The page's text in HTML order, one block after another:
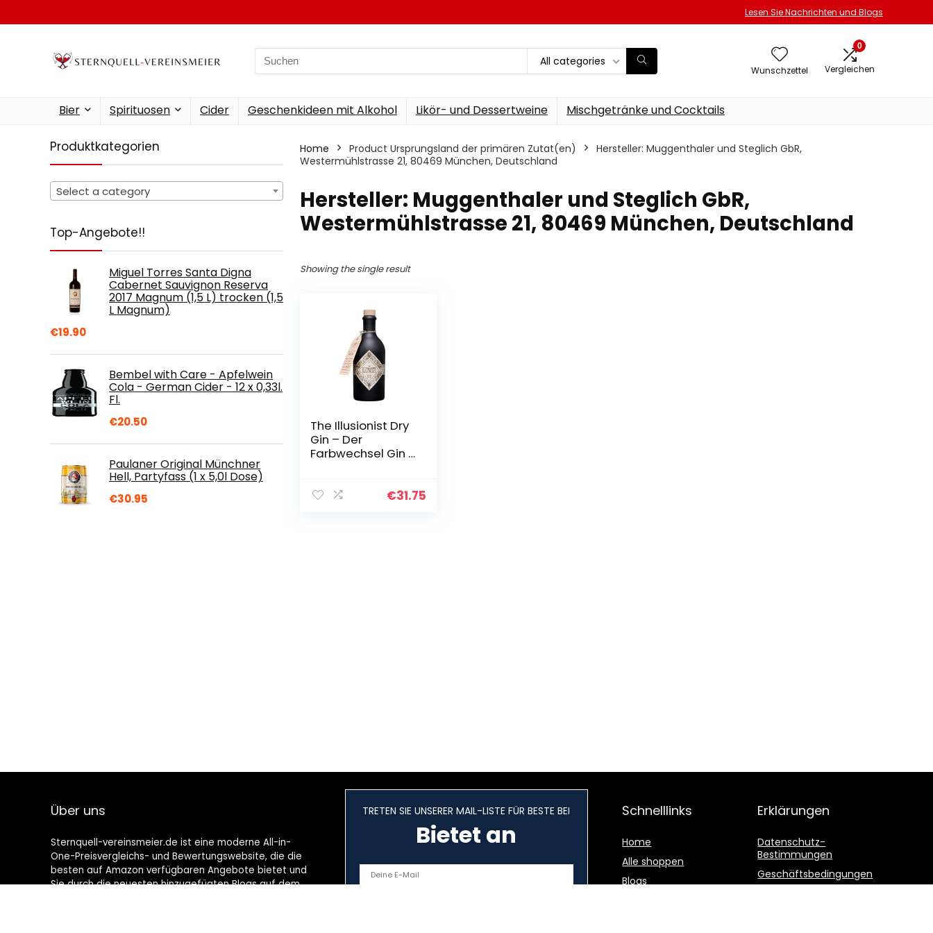
Lesen Sie Nachrichten und Blogs
Search
for:
All categories
Wunschzettel
0
Vergleichen
Bier Spirituosen Cider Geschenkideen mit Alkohol Likör- und Dessertweine Mischgetränke und Cocktails
Produktkategorien
Select a category
Top-Angebote!!
Miguel Torres Santa Digna
Cabernet Sauvignon Reserva
2017 Magnum (1,5 L) trocken (1,5
L Magnum)
€19.90
Bembel with Care - Apfelwein
Cola - German Cider - 12 x 0,33l.
Fl.
€20.50
Paulaner Original Münchner
Hell, Partyfass (1 x 5,0l Dose)
€30.95
Home Product Ursprungsland der primären Zutat(en)
‎Hersteller: Muggenthaler und Steglich GbR,
Westermühlstrasse 21, 80469 München, Deutschland
‎Hersteller: Muggenthaler und Steglich GbR,
Westermühlstrasse 21, 80469 München, Deutschland
Showing the single result
The Illusionist Dry
Gin – Der
Farbwechsel Gin –
€31.75
Über uns
Sternquell-vereinsmeier.de ist eine moderne All-in-
One-Preisvergleichs- und Bewertungswebsite, die die
besten auf Amazon verfügbaren Angebote bietet und
Sie durch die neuesten hinzugefügten Blogs auf dem
TRETEN SIE UNSERER MAIL-LISTE FÜR BESTE BEI
Bietet an
Schnelllinks
Home
Alle shoppen
Blogs
Erklärungen
Datenschutz-
Bestimmungen
Geschäftsbedingungen